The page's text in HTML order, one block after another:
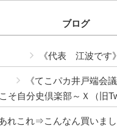
ブログ
《代表 江波です》
《てこパカ井戸端会議
そ自分史倶楽部～Ｘ（旧
れこれ⇒こんなん買いま